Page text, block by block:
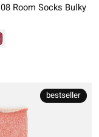
Room Socks Bulky
bestseller